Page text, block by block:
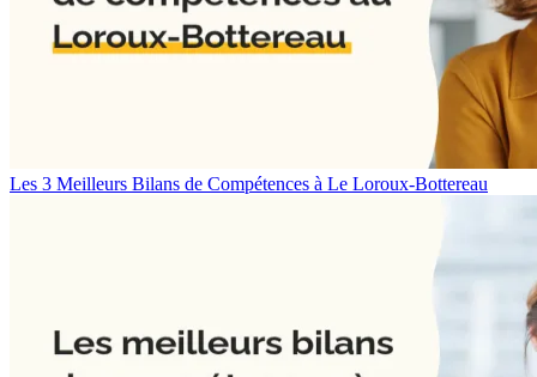
Les 3 Meilleurs Bilans de Compétences à Le Loroux-Bottereau